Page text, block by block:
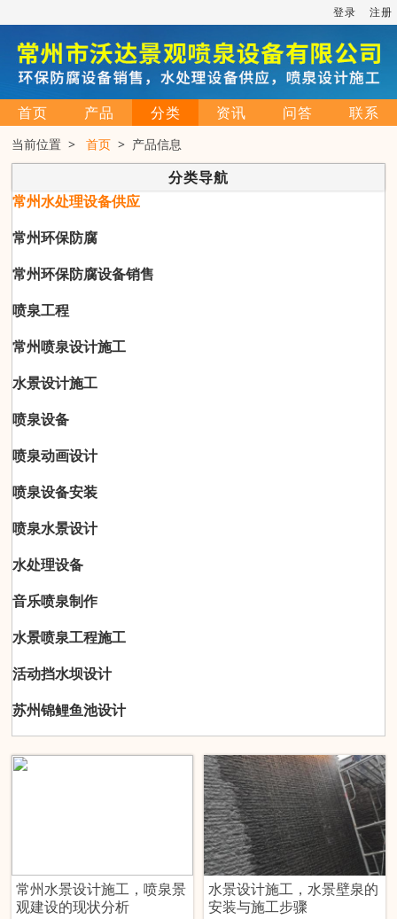
登录 注册
首页 产品 分类 资讯 问答 联系
当前位置 >首页 > 产品信息
分类导航
常州水处理设备供应
常州环保防腐
常州环保防腐设备销售
喷泉工程
常州喷泉设计施工
水景设计施工
喷泉设备
喷泉动画设计
喷泉设备安装
喷泉水景设计
水处理设备
音乐喷泉制作
水景喷泉工程施工
活动挡水坝设计
苏州锦鲤鱼池设计
常州水景设计施工，喷泉景
观建设的现状分析
水景设计施工，水景壁泉的
安装与施工步骤